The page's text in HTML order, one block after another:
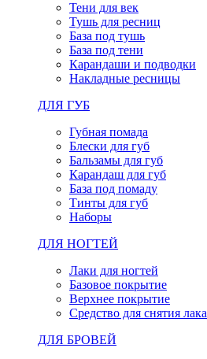
Тени для век
Тушь для ресниц
База под тушь
База под тени
Карандаши и подводки
Накладные ресницы
ДЛЯ ГУБ
Губная помада
Блески для губ
Бальзамы для губ
Карандаш для губ
База под помаду
Тинты для губ
Наборы
ДЛЯ НОГТЕЙ
Лаки для ногтей
Базовое покрытие
Верхнее покрытие
Средство для снятия лака
ДЛЯ БРОВЕЙ